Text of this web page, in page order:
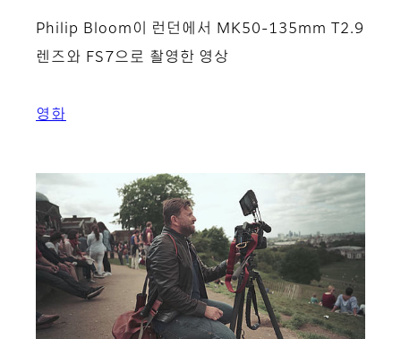
Philip Bloom이 런던에서 MK50-135mm T2.9
렌즈와 FS7으로 촬영한 영상
영화